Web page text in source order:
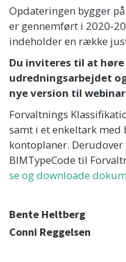
Opdateringen bygger
er gennemført i 2020-
indeholder en række
Du inviteres til at
udredningsarbejdet
nye version til
Forvaltnings
samt i et enkeltark med
kontoplaner.
BIMTypeCode til
se og downloade
Bente Heltberg
Conni Reggelsen